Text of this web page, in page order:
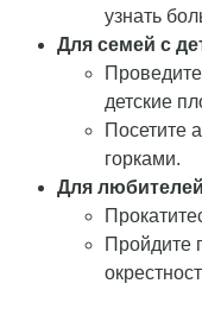
узнать
Для семей с
детские
Посетите
горками.
Для
Пройдите